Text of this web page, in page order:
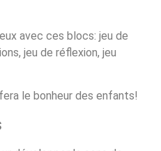
avec ces blocs: jeu de
jeu de réflexion, jeu
le bonheur des enfants!